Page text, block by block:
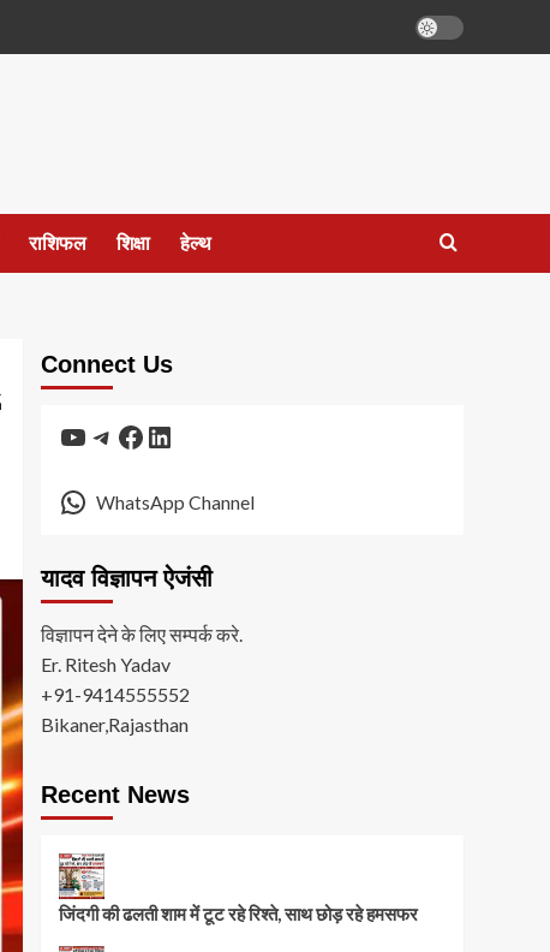
राशिफल शिक्षा हेल्थ
Connect Us
YouTube
Telegram
Facebook
LinkedIn
WhatsApp Channel
यादव विज्ञापन ऐजंसी
विज्ञापन देने के लिए सम्पर्क करे.
Er. Ritesh Yadav
+91-9414555552
Bikaner,Rajasthan
Recent News
जिंदगी की ढलती शाम में टूट रहे रिश्ते, साथ छोड़ रहे हमसफर